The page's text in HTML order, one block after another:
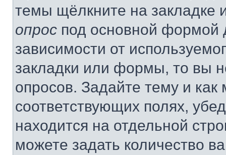
темы щёлкните на
опрос под основной формой
зависимости от
закладки или формы, то вы
опросов. Задайте тему и
соответствующих полях,
находится на отдельной
можете задать количество